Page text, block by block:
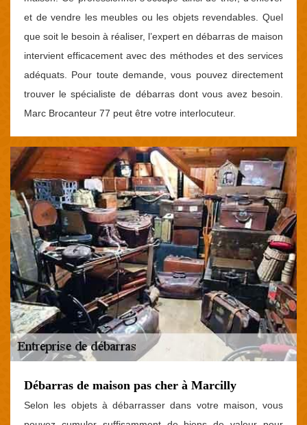
et de vendre les meubles ou les objets revendables. Quel
que soit le besoin à réaliser, l’expert en débarras de maison
intervient efficacement avec des méthodes et des services
adéquats. Pour toute demande, vous pouvez directement
trouver le spécialiste de débarras dont vous avez besoin.
Marc Brocanteur 77 peut être votre interlocuteur.
Débarras de maison pas cher à Marcilly
Selon les objets à débarrasser dans votre maison, vous